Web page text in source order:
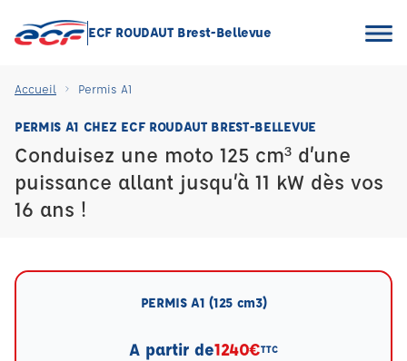
ECF ROUDAUT Brest-Bellevue
Accueil Permis A1
PERMIS A1 CHEZ ECF ROUDAUT BREST-BELLEVUE
Conduisez une moto 125 cm³ d’une
puissance allant jusqu’à 11 kW dès vos
16 ans !
PERMIS A1 (125 cm3)
A partir de1240€TTC